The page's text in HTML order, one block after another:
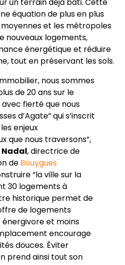
équation de plus en plus
et les métropoles
nouveaux logements,
énergétique et réduire
tout en préservant les sols.
nous sommes
de 20 ans sur le
fierté que nous
d’Agate” qui s’inscrit
enjeux
que nous traversons”,
Nadal, directrice de
de Bouygues
“la ville sur la
30 logements à
historique permet de
de logements
et moins
encourage
douces. Éviter
prend ainsi tout son